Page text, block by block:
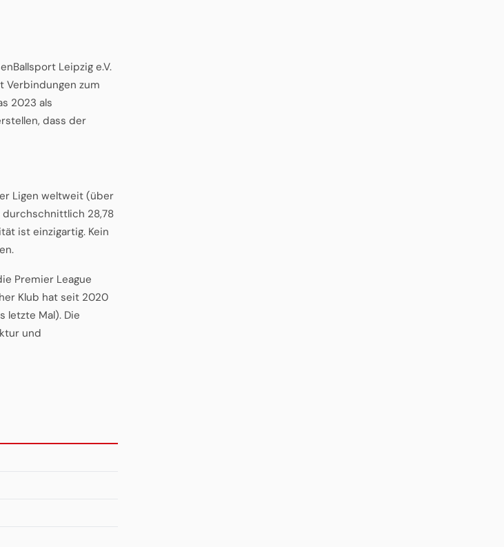
Leipzig e.V.
Verbindungen zum
2023 als
dass der
Ligen weltweit (über
28,78
ist einzigartig. Kein
Premier League
Klub hat seit 2020
letzte Mal). Die
und